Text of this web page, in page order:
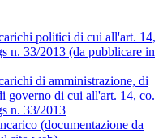
politici di cui all'art. 14,
n. 33/2013 (da pubblicare in
di amministrazione, di
governo di cui all'art. 14, co.
n. 33/2013
(documentazione da